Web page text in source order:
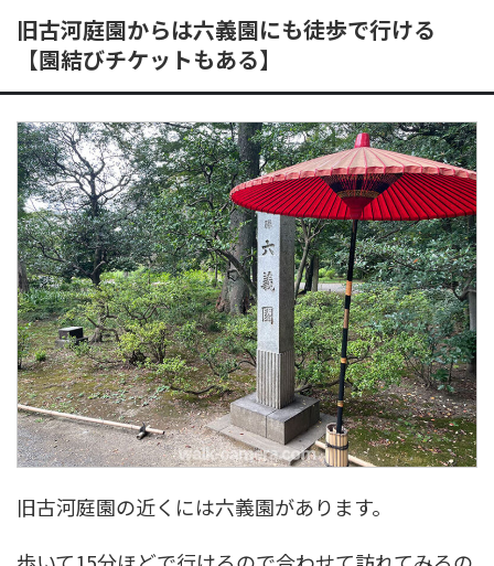
旧古河庭園からは六義園にも徒歩で行ける
【園結びチケットもある】
旧古河庭園の近くには六義園があります。